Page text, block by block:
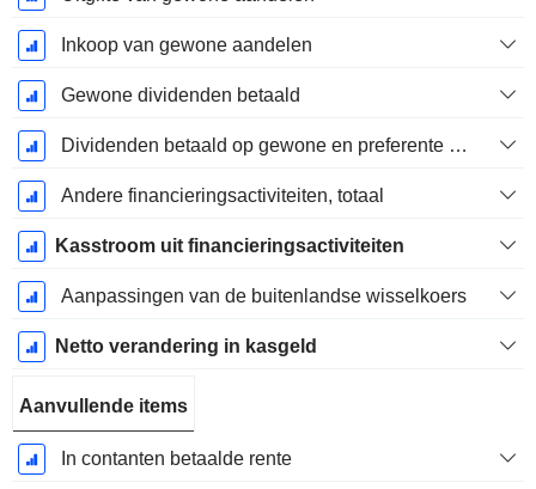
Inkoop van gewone aandelen
Gewone dividenden betaald
Dividenden betaald op gewone en preferente aandelen
Andere financieringsactiviteiten, totaal
Kasstroom uit financieringsactiviteiten
Aanpassingen van de buitenlandse wisselkoers
Netto verandering in kasgeld
Aanvullende items
In contanten betaalde rente